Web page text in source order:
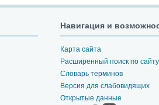
Навигация и
Карта сайта
Расширенный поиск по сайту
Словарь терминов
Версия для слабовидящих
Открытые данные